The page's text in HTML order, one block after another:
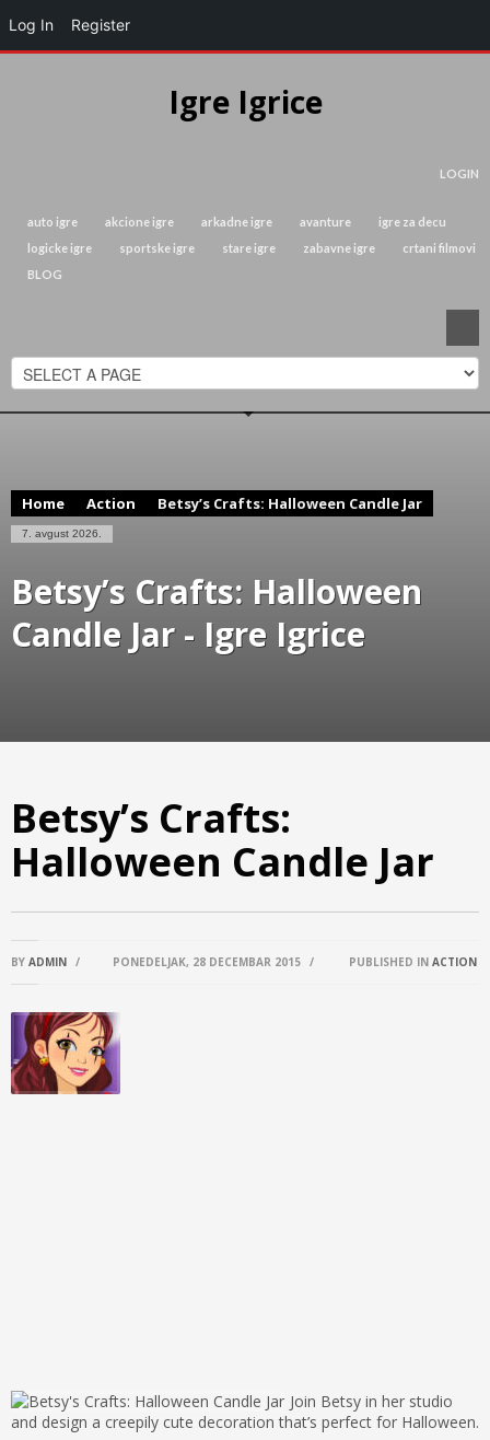
Igre Igrice
LOGIN
auto igre akcione igre arkadne igre avanture
igre za decu
logicke igre
sportske igre stare igre zabavne igre
crtani filmovi
BLOG
Home Action Betsy’s Crafts: Halloween Candle Jar
7. avgust 2026.
Betsy’s Crafts: Halloween
Candle Jar - Igre Igrice
Betsy’s Crafts:
Halloween Candle Jar
BY ADMIN / PONEDELJAK, 28 DECEMBAR 2015 / PUBLISHED IN ACTION
Join Betsy in her studio
and design a creepily cute decoration that’s perfect for Halloween.
Log In Register